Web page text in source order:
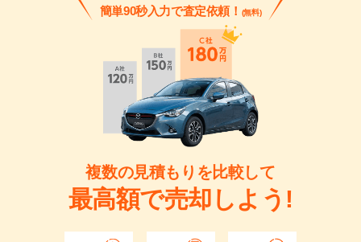
簡単90秒入力で査定依頼！ (無料)
複数の見積もりを比較して
最高額で売却しよう!